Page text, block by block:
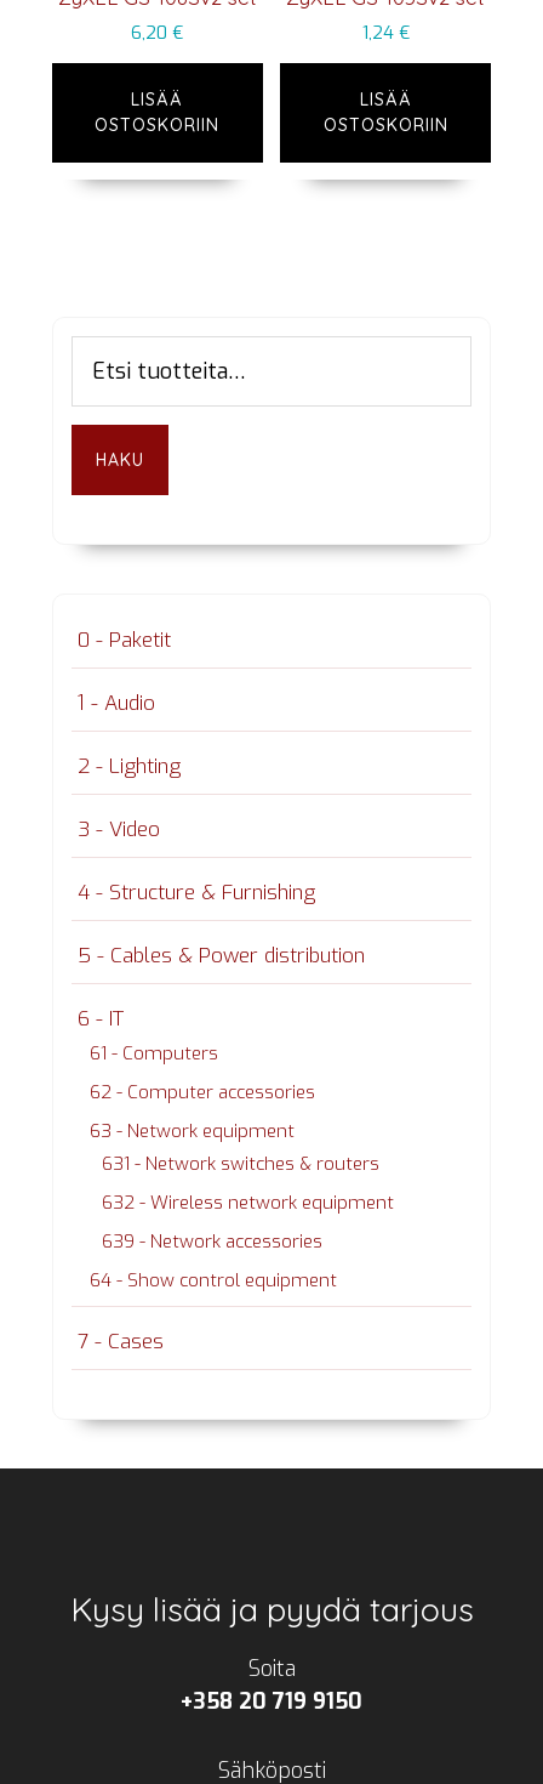
6,20€
LISÄÄ
OSTOSKORIIN
1,24 €
LISÄÄ
OSTOSKORIIN
Ensisijainen
sivupalkki
HAKU
0 - Paketit
1 - Audio
2 - Lighting
3 - Video
4 - Structure & Furnishing
5 - Cables & Power distribution
6 - IT
61 - Computers
62 - Computer accessories
63 - Network equipment
631 - Network switches & routers
632 - Wireless network equipment
639 - Network accessories
64 - Show control equipment
7 - Cases
Footer
Kysy lisää ja pyydä tarjous
Soita
+358 20 719 9150
Sähköposti